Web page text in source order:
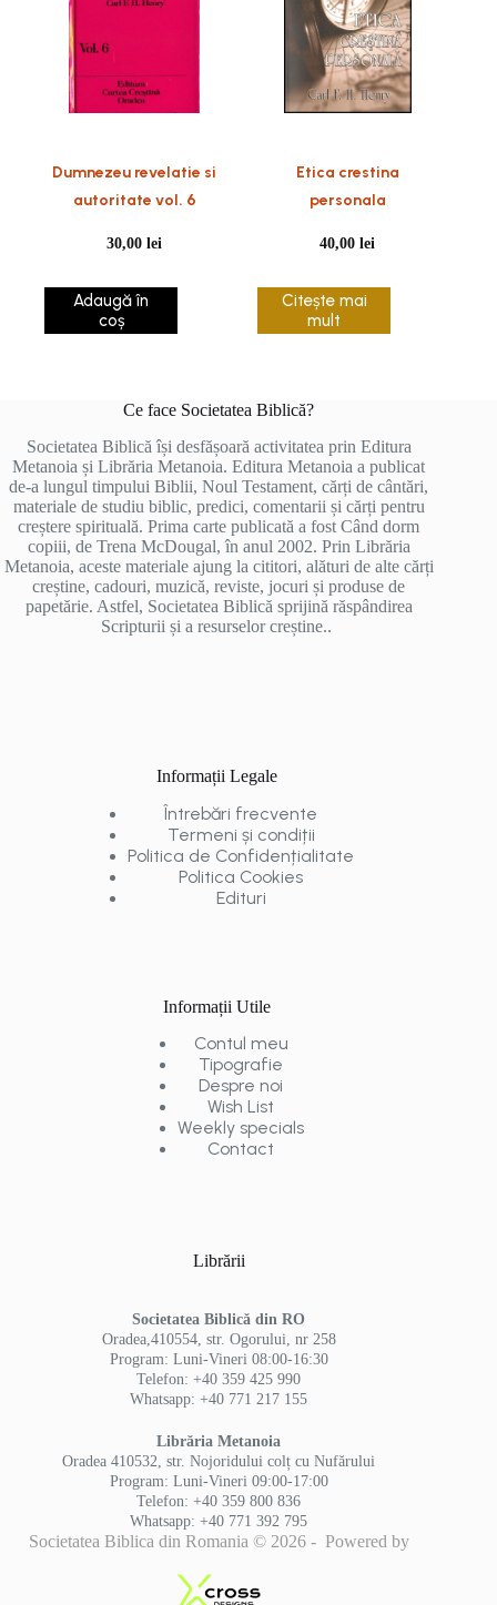
Dumnezeu revelatie si
autoritate vol. 6
30,00lei
Adaugă în
coș
Etica crestina
personala
40,00lei
Citește mai
mult
Ce face Societatea Biblică?
Societatea Biblică își desfășoară activitatea prin Editura
Metanoia și Librăria Metanoia. Editura Metanoia a publicat
de-a lungul timpului Biblii, Noul Testament, cărți de cântări,
materiale de studiu biblic, predici, comentarii și cărți pentru
creștere spirituală. Prima carte publicată a fost Când dorm
copiii, de Trena McDougal, în anul 2002. Prin Librăria
Metanoia, aceste materiale ajung la cititori, alături de alte cărți
creștine, cadouri, muzică, reviste, jocuri și produse de
papetărie. Astfel, Societatea Biblică sprijină răspândirea
Scripturii și a resurselor creștine..
Informații Legale
Întrebări frecvente
Termeni și condiții
Politica de Confidențialitate
Politica Cookies
Edituri
Informații Utile
Contul meu
Tipografie
Despre noi
Wish List
Weekly specials
Contact
Librării
Societatea Biblică din RO
Oradea,410554, str. Ogorului, nr 258
Program: Luni-Vineri 08:00-16:30
Telefon: +40 359 425 990
Whatsapp: +40 771 217 155
Librăria Metanoia
Oradea 410532, str. Nojoridului colț cu Nufărului
Program: Luni-Vineri 09:00-17:00
Telefon: +40 359 800 836
Whatsapp: +40 771 392 795
Societatea Biblica din Romania © 2026 - Powered by